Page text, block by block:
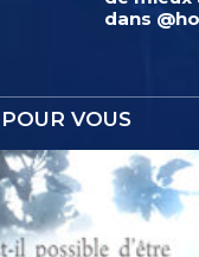
dans
POUR VOUS